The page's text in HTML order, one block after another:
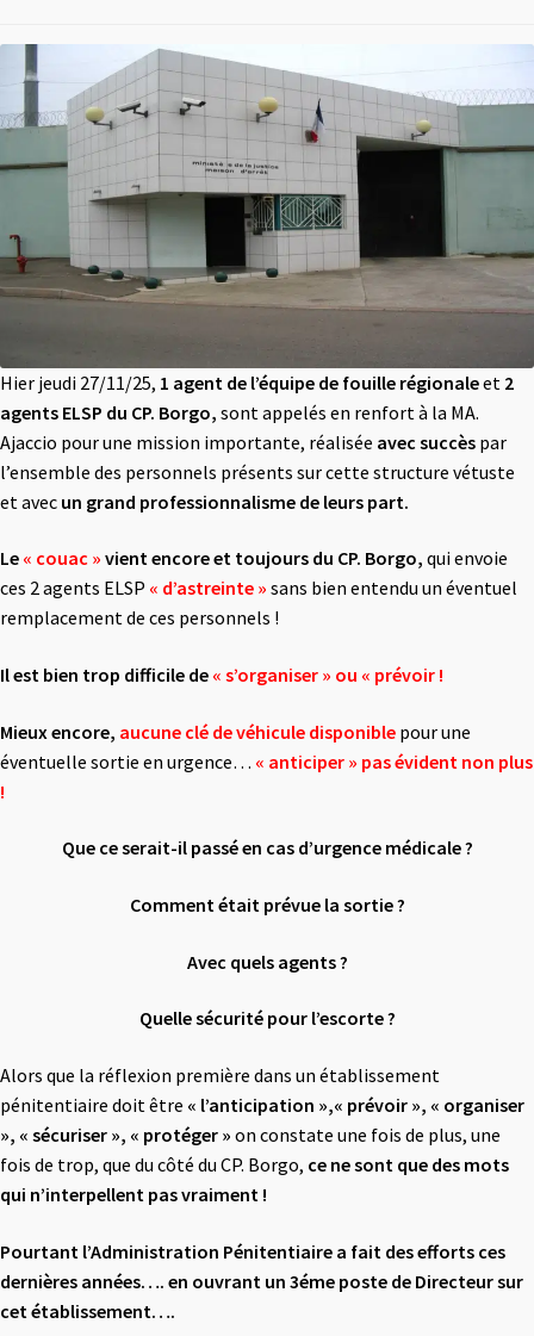
Hier jeudi 27/11/25, 1 agent de l’équipe de fouille régionaleet 2
agents ELSP du CP. Borgo, sont appelés en renfort à la MA.
Ajaccio pour une mission importante, réalisée avec succès par
l’ensemble des personnels présents sur cette structure vétuste
et avec un grand professionnalisme de leurs part.
Le « couac » vient encore et toujours du CP. Borgo, qui envoie
ces 2 agents ELSP « d’astreinte » sans bien entendu un éventuel
remplacement de ces personnels !
Il est bien trop difficile de « s’organiser » ou « prévoir !
Mieux encore, aucune clé de véhicule disponible pour une
éventuelle sortie en urgence… « anticiper » pas évident non plus
!
Que ce serait-il passé en cas d’urgence médicale ?
Comment était prévue la sortie ?
Avec quels agents ?
Quelle sécurité pour l’escorte ?
Alors que la réflexion première dans un établissement
pénitentiaire doit être « l’anticipation »,« prévoir », « organiser
», « sécuriser », « protéger » on constate une fois de plus, une
fois de trop, que du côté du CP. Borgo, ce ne sont que des mots
qui n’interpellent pas vraiment !
Pourtant l’Administration Pénitentiaire a fait des efforts ces
dernières années…. en ouvrant un 3éme poste de Directeur sur
cet établissement….